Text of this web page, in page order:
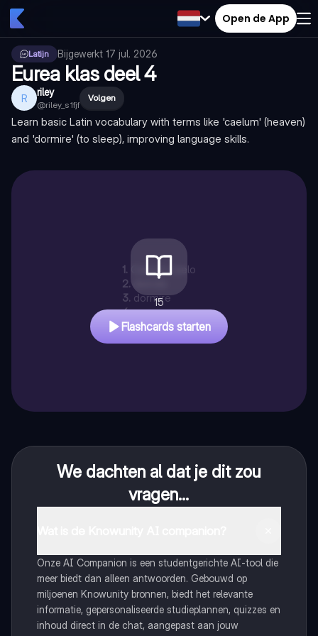
Open de App
Latijn Bijgewerkt 17 jul. 2026
Eurea klas deel 4
R riley
@riley_s1fjf
Volgen
Learn basic Latin vocabulary with terms like 'caelum' (heaven)
and 'dormire' (to sleep), improving language skills.
1.
Caelum.caelo
2.
deinde
3. dormire
4. ergo
15
Flashcards starten
We dachten al dat je dit zou
vragen...
Onze AI Companion is een studentgerichte AI-tool die
meer biedt dan alleen antwoorden. Gebouwd op
miljoenen Knowunity bronnen, biedt het relevante
informatie, gepersonaliseerde studieplannen, quizzes en
inhoud direct in de chat, aangepast aan jouw